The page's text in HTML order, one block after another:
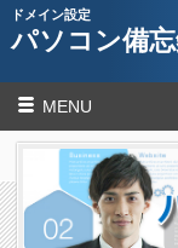
ドメイン設定
パソコン備
MENU